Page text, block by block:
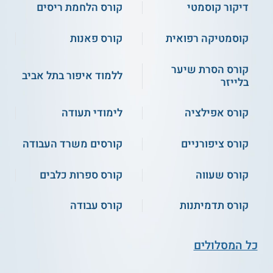
גוון העור והצבעים המתאימים לו.
ועוד.
הקורס מיועד לכל המעוניינות ללמוד כיצד להתאפר ולהיראות
במיטבן. כמו כן, הקורס מתאים לנערות אשר צועדות את צעדיהן
העבודה באופן בסיסי.
משתתפי הקורס מקבלים:
ערכת עבודה.
קורס העשרה נוסף.
אודות מוסד הלימוד
דיקור קוסמטי
קורס הלחמת ריסים
קוסמטיקה רפואית
קורס פאנות
קורס הסרת שיער
בלייזר
ללמוד איפור בתל אביב
קורס אפילציה
לימודי תעודה
קורס ציפורניים
קורסים משרד העבודה
קורס שעווה
קורס ספרות כלבים
קורס תדמיתנות
קורס עבודה
כל המסלולים